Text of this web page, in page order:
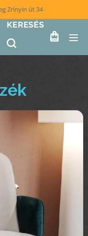
Zrínyin út 34
KERESÉS